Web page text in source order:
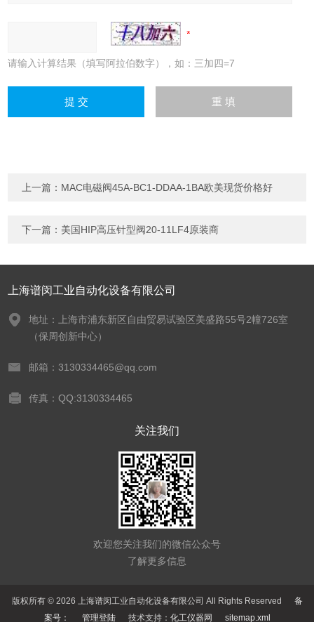
请输入计算结果（填写阿拉伯数字），如：三加四=7
上一篇： MAC电磁阀45A-BC1-DDAA-1BA欧美现货价格好
下一篇： 美国HIP高压针型阀20-11LF4原装商
上海谱闵工业自动化设备有限公司
地址：上海市浦东新区自由贸易试验区美盛路55号2幢726室
（保周创新中心）
邮箱：3130334465@qq.com
传真：QQ:3130334465
关注我们
欢迎您关注我们的微信公众号
了解更多信息
版权所有 © 2026 上海谱闵工业自动化设备有限公司 All Rights Reserved 备
案号：
管理登陆技术支持： 化工仪器网 sitemap.xml